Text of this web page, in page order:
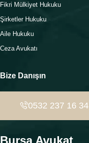
Fikri Mülkiyet Hukuku
Şirketler Hukuku
Aile Hukuku
Ceza Avukatı
Bize Danışın
0532 237 16 34
Bursa Avukat